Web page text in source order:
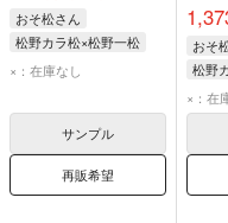
おそ松さん
松野カラ松×松野一松
松野カラ松
×：在庫なし
サンプル
再販希望
おそ
松野
松野
×：在